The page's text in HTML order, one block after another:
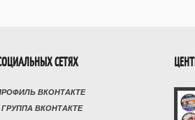
СЕТЯХ
ВКОНТАКТЕ
ВКОНТАКТЕ